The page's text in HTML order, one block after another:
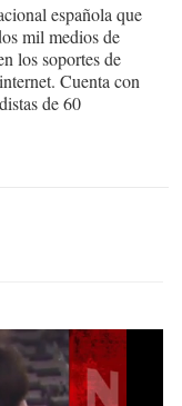
española que
mil medios de
los soportes de
Cuenta con
de 60